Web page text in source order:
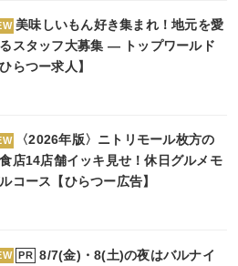
美味しいもん好き集まれ！地元を愛
スタッフ大募集 ― トップワールド
ひらつー求人】
〈2026年版〉ニトリモール枚方の
店14店舗イッキ見せ！休日グルメモ
コース【ひらつー広告】
PR 8/7(金)・8(土)の夜はバルナイ